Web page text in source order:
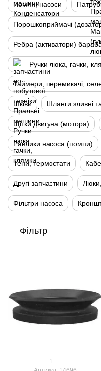
Помпи, насоси
Порошкоприймачі
Ребра (активатори)
Ручки люка, гачки,
Таймери, перемикачі,
Шківи Шланги зливні
Щітки двигуна (мотора)
Равлики насоса (помпи)
Тени, термостати
Другі запчастини Люки,
Фільтри насоса
Фільтр
1